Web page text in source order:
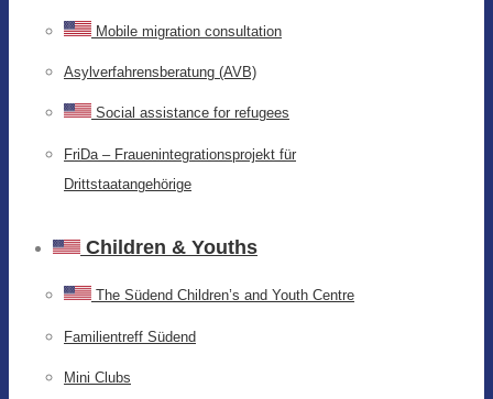
Mobile migration consultation
Asylverfahrensberatung (AVB)
Social assistance for refugees
FriDa – Frauenintegrationsprojekt für
Drittstaatangehörige
Children & Youths
The Südend Children’s and Youth Centre
Familientreff Südend
Mini Clubs